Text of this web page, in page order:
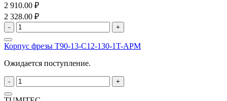
2 910.00 ₽
2 328.00 ₽
- +
Корпус фрезы T90-13-C12-130-1T-APM
Ожидается поступление.
- +